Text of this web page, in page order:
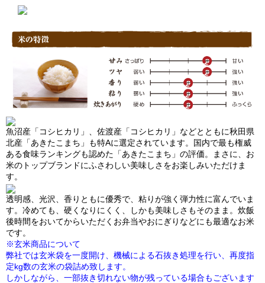
魚沼産「コシヒカリ」、佐渡産「コシヒカリ」などとともに秋田県
北産「あきたこまち」も特Aに選定されています。国内で最も権威
ある食味ランキングも認めた「あきたこまち」の評価。まさに、お
米のトップブランドにふさわしい美味しさをお楽しみいただけま
す。
透明感、光沢、香りともに優秀で、粘りが強く弾力性に富んでいま
す。冷めても、硬くなりにくく、しかも美味しさもそのまま。炊飯
後時間をおいてからいただくお弁当やおにぎりなどにも最適なお米
です。
※玄米商品について
弊社では玄米袋を一度開け、機械による石抜き処理を行い、再度指
定kg数の玄米の袋詰め致します。
しかしながら、一部抜き切れない物が残っている場合もございます